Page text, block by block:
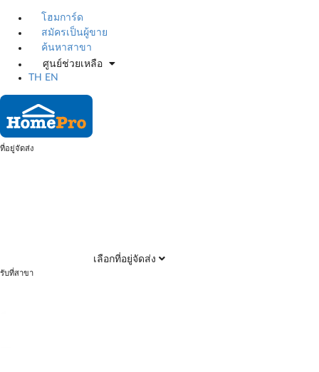
โฮมการ์ด
สมัครเป็นผู้ขาย
ค้นหาสาขา
ศูนย์ช่วยเหลือ
TH
EN
ที่อยู่จัดส่ง
เลือกที่อยู่จัดส่ง
รับที่สาขา